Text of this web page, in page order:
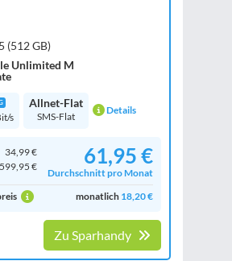
(512 GB)
Unlimited M
s
Allnet-Flat
SMS-Flat Details
34,99 €
599,95 € 61,95 €
Durchschnitt pro Monat
monatlich 18,20 €
Zu Sparhandy